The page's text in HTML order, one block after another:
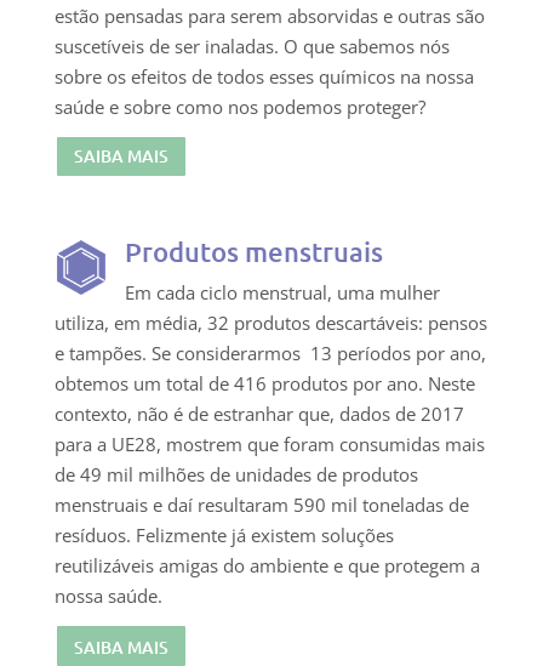
estão pensadas para serem absorvidas e outras são
suscetíveis de ser inaladas. O que sabemos nós
sobre os efeitos de todos esses químicos na nossa
saúde e sobre como nos podemos proteger?
SAIBA MAIS
Produtos menstruais
Em cada ciclo menstrual, uma mulher
utiliza, em média, 32 produtos descartáveis: pensos
e tampões. Se considerarmos 13 períodos por ano,
obtemos um total de 416 produtos por ano. Neste
contexto, não é de estranhar que, dados de 2017
para a UE28, mostrem que foram consumidas mais
de 49 mil milhões de unidades de produtos
menstruais e daí resultaram 590 mil toneladas de
resíduos. Felizmente já existem soluções
reutilizáveis amigas do ambiente e que protegem a
nossa saúde.
SAIBA MAIS